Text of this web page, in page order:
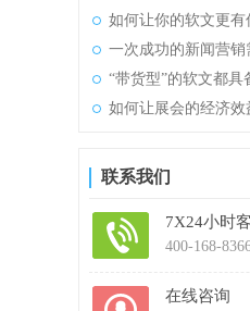
如何让你的软文更有
一次成功的新闻营
“带货型”的软文都具
联系我们
7X24小时
400-168-
在线咨询